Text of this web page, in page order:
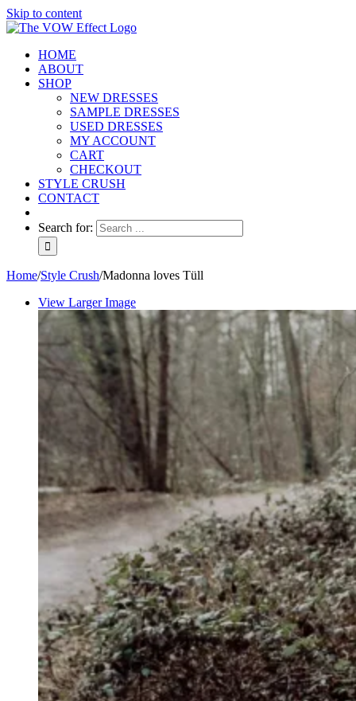
Skip to content
HOME
ABOUT
SHOP
NEW DRESSES
SAMPLE DRESSES
USED DRESSES
MY ACCOUNT
CART
CHECKOUT
STYLE CRUSH
CONTACT
Search for:
Home/Style Crush/Madonna loves Tüll
View Larger Image